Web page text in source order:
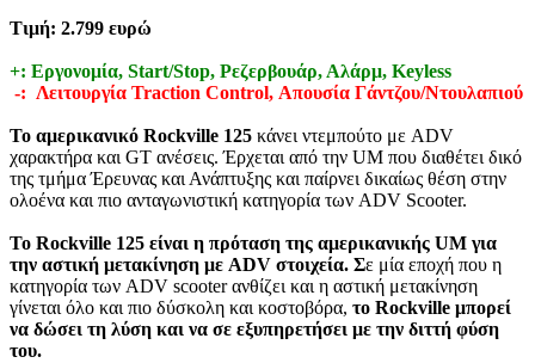
Τιμή: 2.799 ευρώ
+: Εργονομία, Start/Stop, Ρεζερβουάρ, Αλάρμ, Keyless
-: Λειτουργία Traction Control, Απουσία Γάντζου/Ντουλαπιού
Το αμερικανικό Rockville 125 κάνει ντεμπούτο με ADV
χαρακτήρα και GT ανέσεις. Έρχεται από την UM που διαθέτει δικό
της τμήμα Έρευνας και Ανάπτυξης και παίρνει δικαίως θέση στην
ολοένα και πιο ανταγωνιστική κατηγορία των ADV Scooter.
Το Rockville 125 είναι η πρόταση της αμερικανικής UM για
την αστική μετακίνηση με ADV στοιχεία. Σε μία εποχή που η
κατηγορία των ADV scooter ανθίζει και η αστική μετακίνηση
γίνεται όλο και πιο δύσκολη και κοστοβόρα, το Rockville μπορεί
να δώσει τη λύση και να σε εξυπηρετήσει με την διττή φύση
του.